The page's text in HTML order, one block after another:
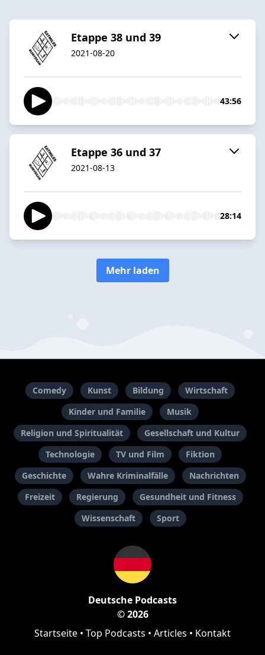
Etappe 38 und 39
2021-08-20
43:56
Etappe 36 und 37
2021-08-13
28:14
Mehr laden
Comedy Kunst Bildung
Wirtschaft
Kinder und Familie
Musik
Religion und Spiritualität
Gesellschaft und Kultur
Technologie
TV und Film
Fiktion
Geschichte
Wahre Kriminalfälle
Nachrichten
Freizeit
Regierung
Gesundheit und Fitness
Wissenschaft
Sport
Deutsche Podcasts
© 2026
Startseite • Top Podcasts • Articles • Kontakt